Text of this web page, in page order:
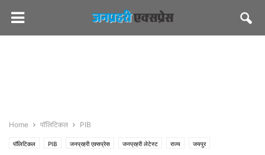
Home पॉलिटिकल PIB
पॉलिटिकल PIB जनप्रहरी एक्सप्रेस जनप्रहरी लेटेस्ट राज्य जयपुर